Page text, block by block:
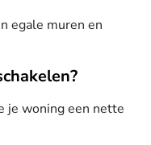
egale muren en
je woning een nette